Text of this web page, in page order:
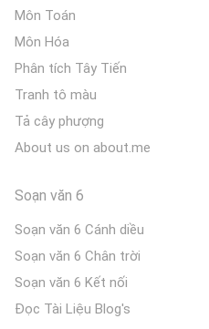
Môn Toán
Môn Hóa
Phân tích Tây Tiến
Tranh tô màu
Tả cây phượng
About us on about.me
Soạn văn 6
Soạn văn 6 Cánh diều
Soạn văn 6 Chân trời
Soạn văn 6 Kết nối
Đọc Tài Liệu Blog's